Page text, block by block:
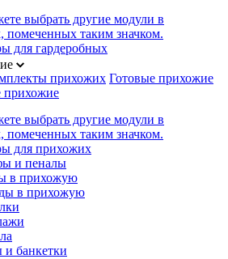
выбрать другие модули в
помеченных таким значком.
для гардеробных
прихожих Готовые прихожие
выбрать другие модули в
помеченных таким значком.
для прихожих
и пеналы
в прихожую
в прихожую
банкетки